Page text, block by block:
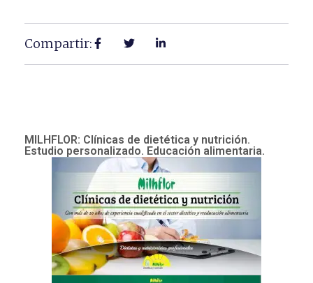
Compartir:
MILHFLOR: Clínicas de dietética y nutrición.
Estudio personalizado. Educación alimentaria.